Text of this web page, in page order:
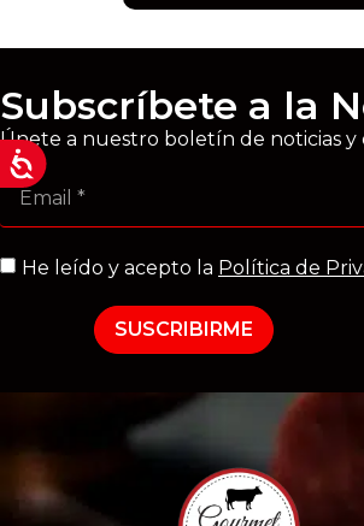
Subscríbete a la
Únete a nuestro boletín de noticias y
He leído y acepto la Política de
SUSCRIBIRME